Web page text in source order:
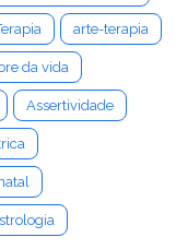
arte-terapia
da vida
Assertividade